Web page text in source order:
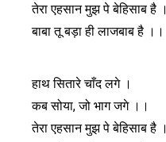
तेरा एहसान मुझ पे बेहिसाब है ।
बाबा तू बड़ा ही लाजबाब है ।।
हाथ सितारे चाँद लगे ।
कब सोया, जो भाग जगे ।।
तेरा एहसान मुझ पे बेहिसाब है ।